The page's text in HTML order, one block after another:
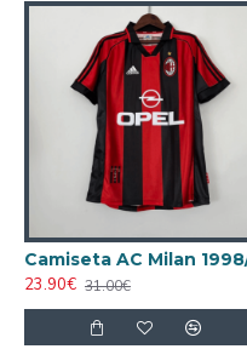
23.90€ 31.00€